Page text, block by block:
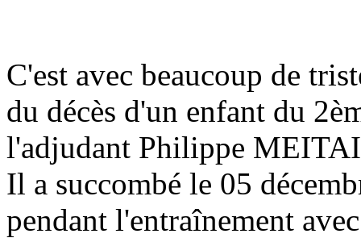
C'est avec beaucoup de
du décès d'un enfant du
l'adjudant Philippe
Il a succombé le 05
pendant l'entraînement